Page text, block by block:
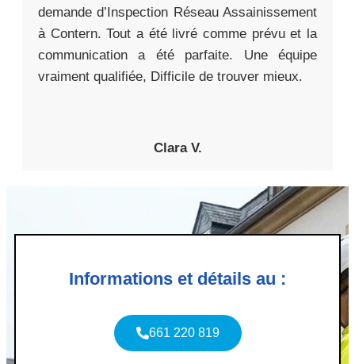
demande d’Inspection Réseau Assainissement
à Contern. Tout a été livré comme prévu et la
communication a été parfaite. Une équipe
vraiment qualifiée, Difficile de trouver mieux.
Clara V.
Informations et détails au :
661 220 819